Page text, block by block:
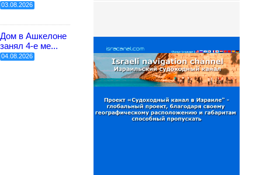
03.08.2026
Дом в Ашкелоне
занял 4-е ме...
04.08.2026